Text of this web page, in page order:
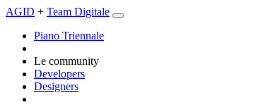
AGID + Team Digitale
Piano Triennale
Le community
Developers
Designers